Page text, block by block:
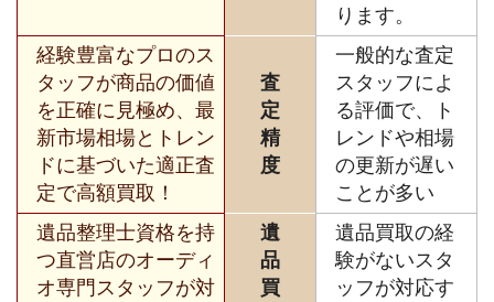
ります。
経験豊富なプロのス
タッフが商品の価値
を正確に見極め、最
新市場相場とトレン
ドに基づいた適正査
定で高額買取！
査
定
精
度
一般的な査定
スタッフによ
る評価で、ト
レンドや相場
の更新が遅い
ことが多い
遺品整理士資格を持
つ直営店のオーディ
オ専門スタッフが対
遺
品
買
遺品買取の経
験がないスタ
ッフが対応す